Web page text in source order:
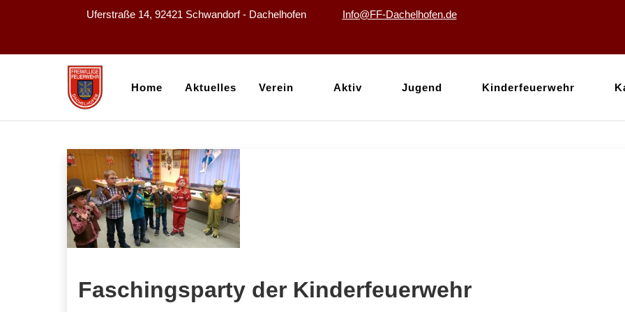
Uferstraße 14, 92421 Schwandorf - Dachelhofen Info@FF-Dachelhofen.de
Home Aktuelles Verein Aktiv Jugend Kinderfeuerwehr
Faschingsparty der Kinderfeuerwehr